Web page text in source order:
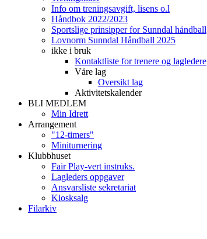
Info om treningsavgift, lisens o.l
Håndbok 2022/2023
Sportslige prinsipper for Sunndal håndball
Lovnorm Sunndal Håndball 2025
ikke i bruk
Kontaktliste for trenere og lagledere
Våre lag
Oversikt lag
Aktivitetskalender
BLI MEDLEM
Min Idrett
Arrangement
"12-timers"
Miniturnering
Klubbhuset
Fair Play-vert instruks.
Lagleders oppgaver
Ansvarsliste sekretariat
Kiosksalg
Filarkiv